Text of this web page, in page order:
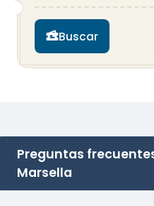
Buscar
Preguntas
Marsella